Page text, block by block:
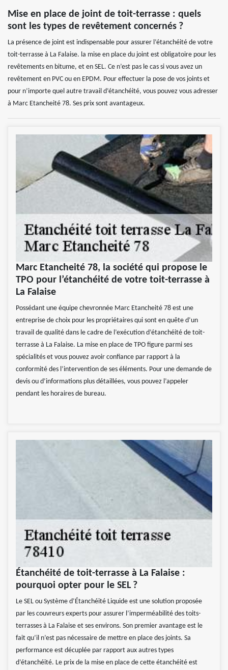
Mise en place de joint de toit-terrasse : quels
sont les types de revêtement concernés ?
La présence de joint est indispensable pour assurer l’étanchéité de votre
toit-terrasse à La Falaise. la mise en place du joint est obligatoire pour les
revêtements en bitume, et en SEL. Ce n’est pas le cas si vous avez un
revêtement en PVC ou en EPDM. Pour effectuer la pose de vos joints et
pour n’importe quel autre travail d’étanchéité, vous pouvez vous adresser
à Marc Etancheité 78. Ses prix sont avantageux.
Marc Etancheité 78, la société qui propose le
TPO pour l’étanchéité de votre toit-terrasse à
La Falaise
Possédant une équipe chevronnée Marc Etancheité 78 est une
entreprise de choix pour les propriétaires qui sont en quête d’un
travail de qualité dans le cadre de l’exécution d’étanchéité de toit-
terrasse à La Falaise. La mise en place de TPO figure parmi ses
spécialités et vous pouvez avoir confiance par rapport à la
conformité des l’intervention de ses éléments. Pour une demande de
devis ou d’informations plus détaillées, vous pouvez l’appeler
pendant les horaires de bureau.
Étanchéité de toit-terrasse à La Falaise :
pourquoi opter pour le SEL ?
Le SEL ou Système d’Étanchéité Liquide est une solution proposée
par les couvreurs experts pour assurer l’imperméabilité des toits-
terrasses à La Falaise et ses environs. Son premier avantage est le
fait qu’il n’est pas nécessaire de mettre en place des joints. Sa
performance est décuplée par rapport aux autres types
d’étanchéité. Le prix de la mise en place de cette étanchéité est